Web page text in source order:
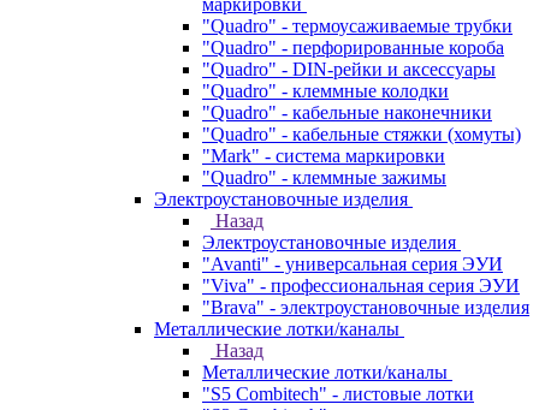
маркировки
"Quadro" - термоусаживаемые трубки
"Quadro" - перфорированные короба
"Quadro" - DIN-рейки и аксессуары
"Quadro" - клеммные колодки
"Quadro" - кабельные наконечники
"Quadro" - кабельные стяжки (хомуты)
"Mark" - система маркировки
"Quadro" - клеммные зажимы
Электроустановочные изделия
Назад
Электроустановочные изделия
"Avanti" - универсальная серия ЭУИ
"Viva" - профессиональная серия ЭУИ
"Brava" - электроустановочные изделия
Металлические лотки/каналы
Назад
Металлические лотки/каналы
"S5 Combitech" - листовые лотки